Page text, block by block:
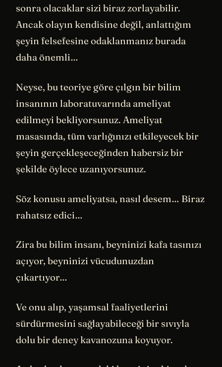
sonra olacaklar sizi biraz zorlayabilir.
Ancak olayın kendisine değil, anlattığım
şeyin felsefesine odaklanmanız burada
daha önemli…
Neyse, bu teoriye göre çılgın bir bilim
insanının laboratuvarında ameliyat
edilmeyi bekliyorsunuz. Ameliyat
masasında, tüm varlığınızı etkileyecek bir
şeyin gerçekleşeceğinden habersiz bir
şekilde öylece uzanıyorsunuz.
Söz konusu ameliyatsa, nasıl desem… Biraz
rahatsız edici…
Zira bu bilim insanı, beyninizi kafa tasınızı
açıyor, beyninizi vücudunuzdan
çıkartıyor…
Ve onu alıp, yaşamsal faaliyetlerini
sürdürmesini sağlayabileceği bir sıvıyla
dolu bir deney kavanozuna koyuyor.